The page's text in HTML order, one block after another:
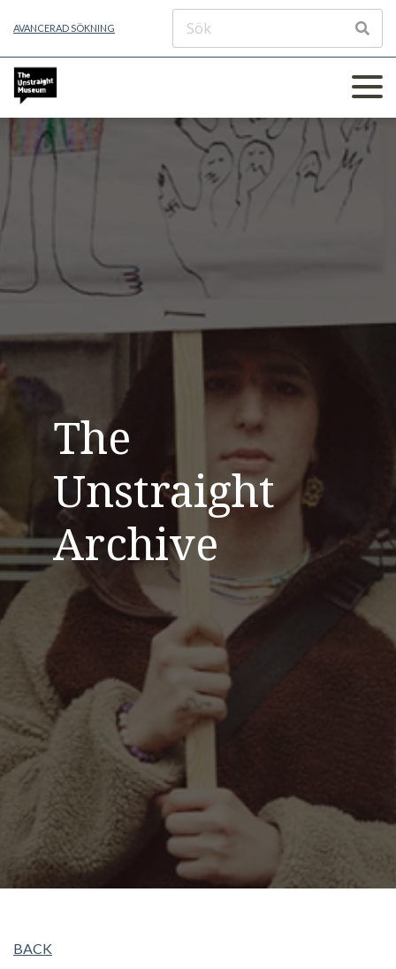
AVANCERAD SÖKNING
The
Unstraight
Archive
BACK